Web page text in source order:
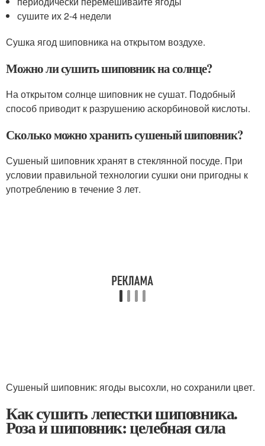
сушите их 2-4 недели
Сушка ягод шиповника на открытом воздухе.
Можно ли сушить шиповник на солнце?
На открытом солнце шиповник не сушат. Подобный
способ приводит к разрушению аскорбиновой кислоты.
Сколько можно хранить сушеный шиповник?
Сушеный шиповник хранят в стеклянной посуде. При
условии правильной технологии сушки они пригодны к
употреблению в течение 3 лет.
Сушеный шиповник: ягоды высохли, но сохранили цвет.
Как сушить лепестки шиповника.
Роза и шиповник: целебная сила